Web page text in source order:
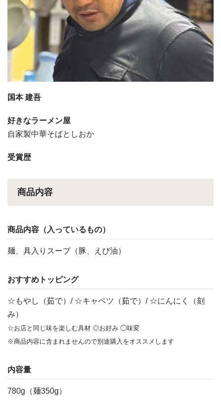
国本 建吾
好きなラーメン屋
自家製中華そばとしおか
受賞歴
商品内容
商品内容（入っているもの）
麺、具入りスープ（豚、えび油）
おすすめトッピング
☆もやし（茹で）/ ☆キャベツ（茹で）/ ☆にんにく（刻
み）
☆お店と同じ味を楽しむ具材 ◎お好み ◯味変
※商品内容に含まれませんので別途購入をオススメします
内容量
780g（麺350g）